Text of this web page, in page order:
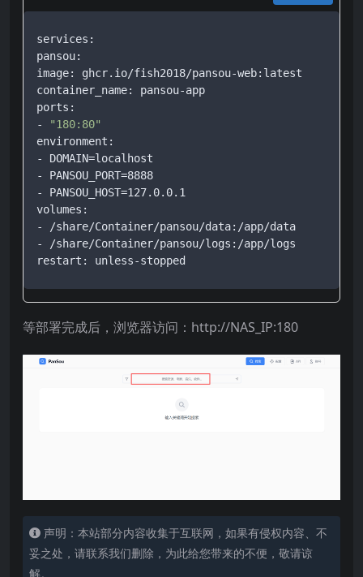
services:
pansou:
image: ghcr.io/fish2018/pansou-web:latest
container_name: pansou-app
ports:
-
"180:80"
environment:
- DOMAIN=localhost
- PANSOU_PORT=8888
- PANSOU_HOST=127.0.0.1
volumes:
- /share/Container/pansou/data:/app/data
- /share/Container/pansou/logs:/app/logs
restart: unless-stopped
等部署完成后，浏览器访问：http://NAS_IP:180
声明：本站部分内容收集于互联网，如果有侵权内容、不
妥之处，请联系我们删除，为此给您带来的不便，敬请谅
解。